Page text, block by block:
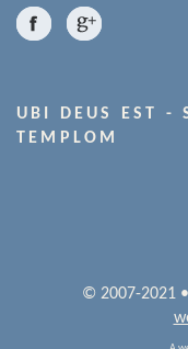
UBI DEUS EST -
TEMPLOM
© 2007-2021